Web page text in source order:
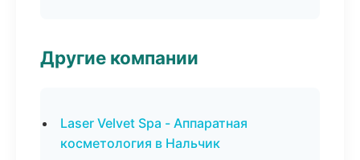
Другие компании
Laser Velvet Spa - Аппаратная
косметология в Нальчик